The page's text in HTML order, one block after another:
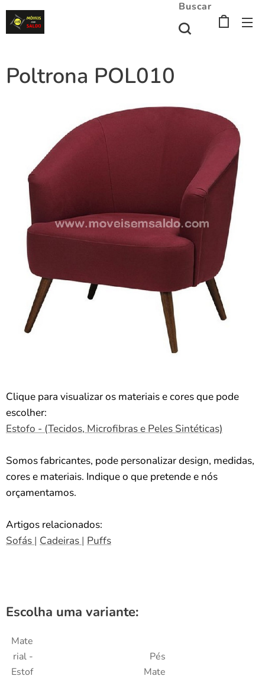
Buscar
Poltrona POL010
Clique para visualizar os materiais e cores que pode
escolher:
Estofo - (Tecidos, Microfibras e Peles Sintéticas)
Somos fabricantes, pode personalizar design, medidas,
cores e materiais. Indique o que pretende e nós
orçamentamos.
Artigos relacionados:
Sofás | Cadeiras | Puffs
Escolha uma variante:
Mate
rial -
Estof
Pés
Mate